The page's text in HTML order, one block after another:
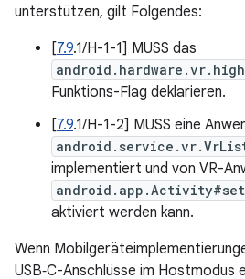
unterstützen, gilt Folgendes:
[7.9.1/H-1-1] MUSS das
Funktions-Flag deklarieren.
[7.9.1/H-1-2] MUSS eine
implementiert und von VR-
aktiviert werden kann.
Wenn
USB‑C-Anschlüsse im Hostmodus